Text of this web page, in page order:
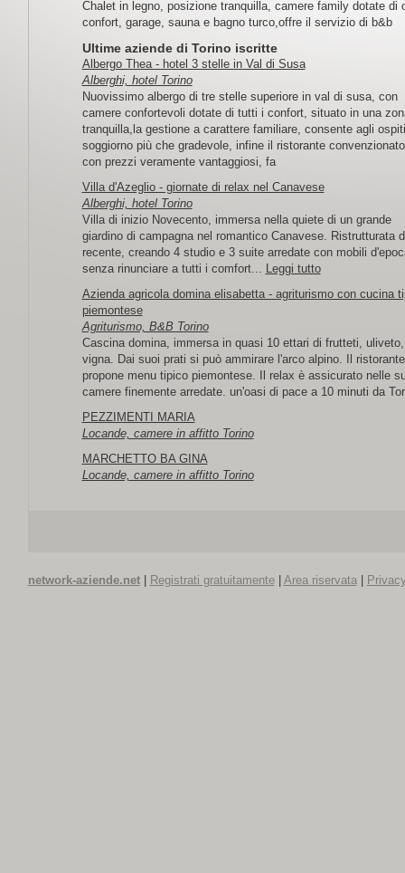
Chalet in legno, posizione tranquilla, camere family dotate di
confort, garage, sauna e bagno turco,offre il servizio di b&b
Ultime aziende di Torino iscritte
Albergo Thea - hotel 3 stelle in Val di Susa
Alberghi, hotel Torino
Nuovissimo albergo di tre stelle superiore in val di susa, con
camere confortevoli dotate di tutti i confort, situato in una
tranquilla,la gestione a carattere familiare, consente agli
soggiorno più che gradevole, infine il ristorante convenzionato
con prezzi veramente vantaggiosi, fa
Villa d'Azeglio - giornate di relax nel Canavese
Alberghi, hotel Torino
Villa di inizio Novecento, immersa nella quiete di un grande
giardino di campagna nel romantico Canavese. Ristrutturata
recente, creando 4 studio e 3 suite arredate con mobili
senza rinunciare a tutti i comfort... Leggi tutto
Azienda agricola domina elisabetta - agriturismo con cucina
piemontese
Agriturismo, B&B Torino
Cascina domina, immersa in quasi 10 ettari di frutteti, uliveto,
vigna. Dai suoi prati si può ammirare l'arco alpino. Il ristorante
propone menu tipico piemontese. Il relax è assicurato nelle
camere finemente arredate. un'oasi di pace a 10 minuti da
PEZZIMENTI MARIA
Locande, camere in affitto Torino
MARCHETTO BA GINA
Locande, camere in affitto Torino
network-aziende.net| Registrati gratuitamente| Area riservata|